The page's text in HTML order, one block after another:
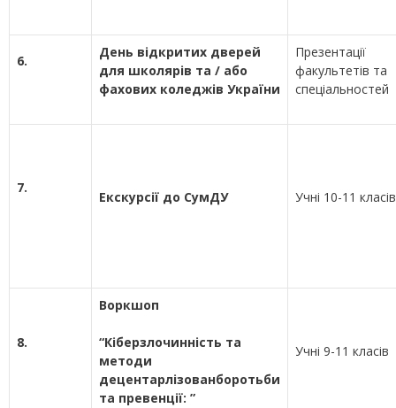
6.
День відкритих дверей
для школярів та / або
фахових коледжів України
Презентації
факультетів та
спеціальностей
7.
Екскурсії до СумДУ Учні 10-11 класів
8.
Воркшоп
“Кіберзлочинність та
методи
децентарлізованборотьби
та превенції: ”
Учні 9-11 класів